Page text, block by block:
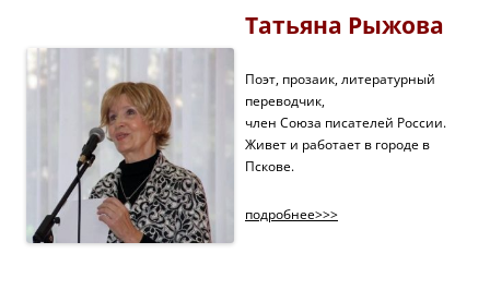
Татьяна Рыжова
Поэт, прозаик, литературный
переводчик,
член Союза писателей России.
Живет и работает в городе в
Пскове.
подробнее>>>